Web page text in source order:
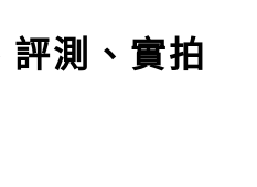
測、實拍